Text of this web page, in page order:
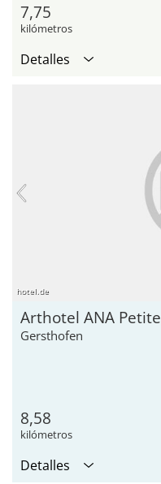
7,75
kilómetros
Detalles
hotel.de
Arthotel ANA Petite
Gersthofen
8,58
kilómetros
Detalles